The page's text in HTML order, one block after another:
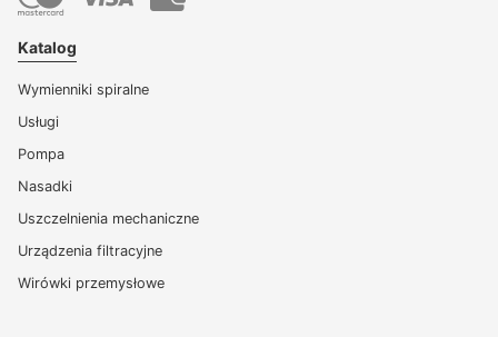
Katalog
Wymienniki spiralne
Usługi
Pompa
Nasadki
Uszczelnienia mechaniczne
Urządzenia filtracyjne
Wirówki przemysłowe